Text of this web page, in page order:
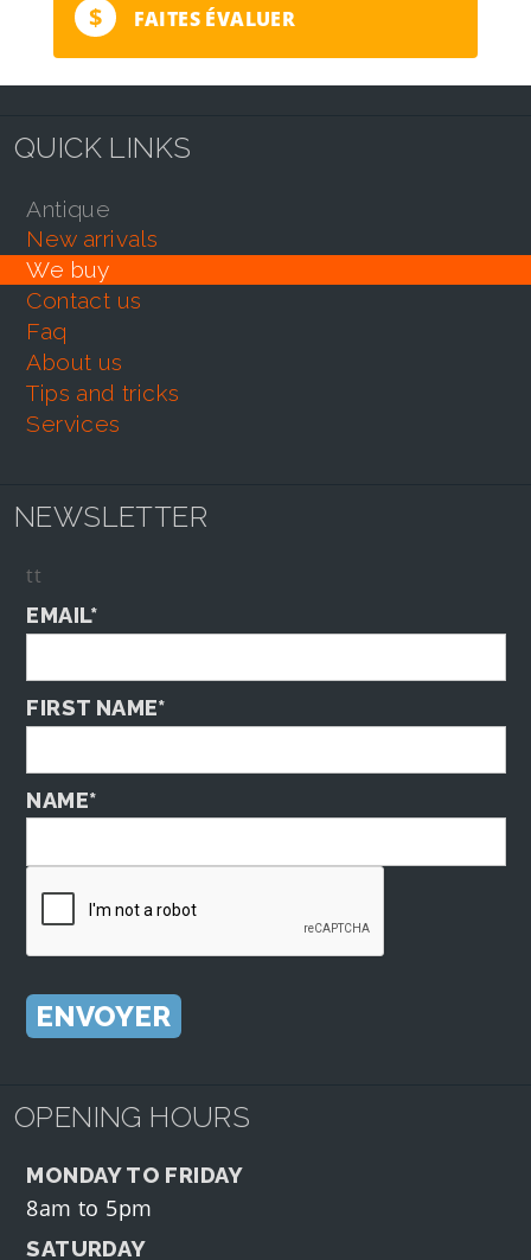
$ FAITES ÉVALUER
QUICK LINKS
antique
new arrivals
we buy
contact us
faq
about us
tips and tricks
services
NEWSLETTER
tt
EMAIL*
FIRST NAME*
NAME*
OPENING HOURS
MONDAY TO FRIDAY
8am to 5pm
SATURDAY